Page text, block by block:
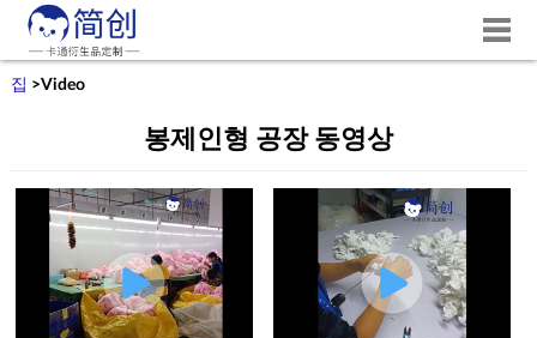
집 >Video
봉제인형 공장 동영상